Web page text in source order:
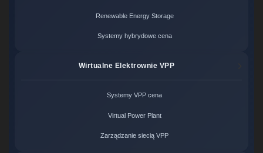
Renewable Energy Storage
Systemy hybrydowe cena
Wirtualne Elektrownie VPP
Systemy VPP cena
Virtual Power Plant
Zarządzanie siecią VPP